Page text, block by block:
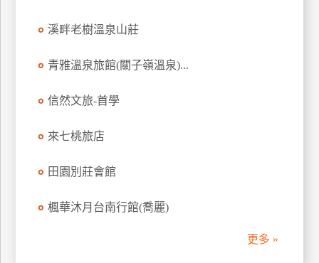
溪畔老樹溫泉山莊
青雅溫泉旅館(關子嶺溫泉)...
信然文旅-首學
來七桃旅店
田園別莊會館
楓華沐月台南行館(喬麗)
更多 »